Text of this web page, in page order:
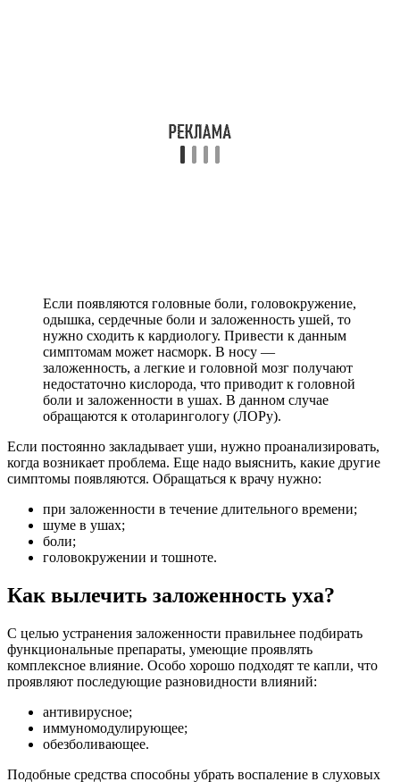
обращаются к отоларингологу (ЛОРу).
Если постоянно закладывает уши, нужно проанализировать,
Как вылечить заложенность уха?
С целью устранения заложенности правильнее подбирать
функциональные препараты, умеющие проявлять
комплексное влияние. Особо хорошо подходят те капли, что
проявляют последующие разновидности влияний:
иммуномодулирующее;
обезболивающее.
проходах и размягчить серу, освободив тем самым от чувства
заложенности. Следующая информация поможет тем, у кого
заложило ухо и болит. Что делать, интересует каждого в
подобной ситуации. Дадим анализ наиболее оптимальным